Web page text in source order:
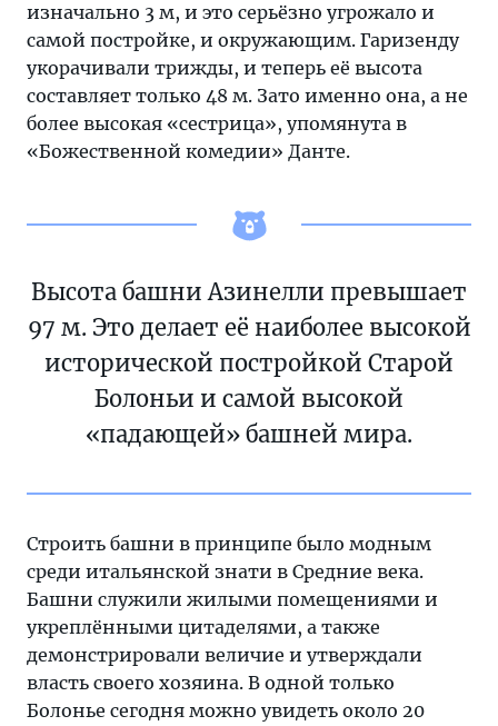
изначально 3 м, и это серьёзно угрожало и
самой постройке, и окружающим. Гаризенду
укорачивали трижды, и теперь её высота
составляет только 48 м. Зато именно она, а не
более высокая «сестрица», упомянута в
«Божественной комедии» Данте.
Высота башни Азинелли превышает
97 м. Это делает её наиболее высокой
исторической постройкой Старой
Болоньи и самой высокой
«падающей» башней мира.
Строить башни в принципе было модным
среди итальянской знати в Средние века.
Башни служили жилыми помещениями и
укреплёнными цитаделями, а также
демонстрировали величие и утверждали
власть своего хозяина. В одной только
Болонье сегодня можно увидеть около 20